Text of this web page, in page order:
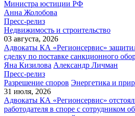
Министра юстиции РФ
Анна Жолобова
Пресс-релиз
Недвижимость и строительство
03 августа, 2026
Адвокаты КА «Регионсервис»
сделку по поставке санкционного
Яна Кизилова Александр Личман
Пресс-релиз
Разрешение споров Энергетика и
31 июля, 2026
Адвокаты КА «Регионсервис»
работодателя в споре с сотрудником